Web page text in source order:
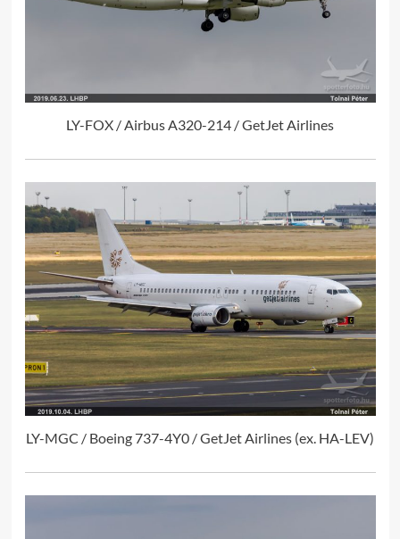
LY-FOX / Airbus A320-214 / GetJet Airlines
LY-MGC / Boeing 737-4Y0 / GetJet Airlines (ex. HA-LEV)